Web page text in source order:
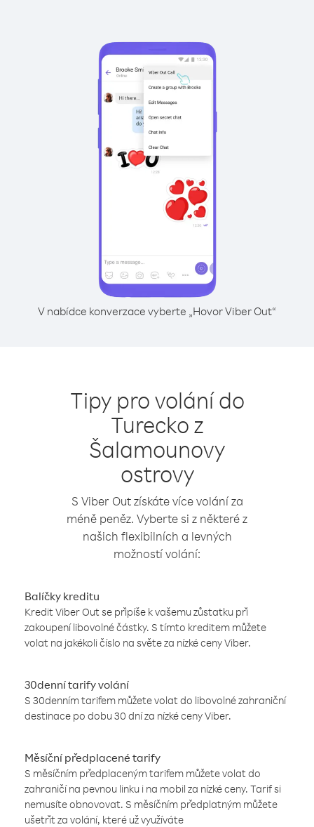
V nabídce konverzace vyberte „Hovor Viber Out“
Tipy pro volání do
Turecko z
Šalamounovy
ostrovy
S Viber Out získáte více volání za
méně peněz. Vyberte si z některé z
našich flexibilních a levných
možností volání:
Balíčky kreditu
Kredit Viber Out se připíše k vašemu zůstatku při
zakoupení libovolné částky. S tímto kreditem můžete
volat na jakékoli číslo na světe za nízké ceny Viber.
30denní tarify volání
S 30denním tarifem můžete volat do libovolné zahraniční
destinace po dobu 30 dní za nízké ceny Viber.
Měsíční předplacené tarify
S měsíčním předplaceným tarifem můžete volat do
zahraničí na pevnou linku i na mobil za nízké ceny. Tarif si
nemusíte obnovovat. S měsíčním předplatným můžete
ušetřit za volání, které už využíváte